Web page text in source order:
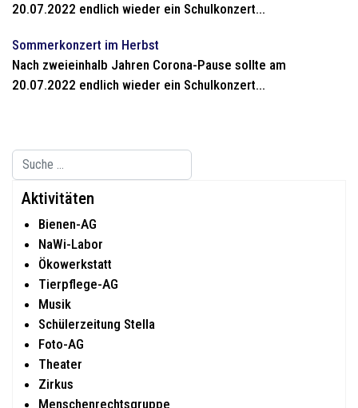
20.07.2022 endlich wieder ein Schulkonzert...
Sommerkonzert im Herbst
Nach zweieinhalb Jahren Corona-Pause sollte am
20.07.2022 endlich wieder ein Schulkonzert...
Suchen
Type 2 or more characters for results.
Aktivitäten
Bienen-AG
NaWi-Labor
Ökowerkstatt
Tierpflege-AG
Musik
Schülerzeitung Stella
Foto-AG
Theater
Zirkus
Menschenrechtsgruppe